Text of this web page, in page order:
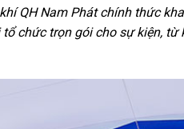
QH Nam Phát chính thức
chức trọn gói cho sự kiện,